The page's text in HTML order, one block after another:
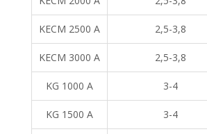
KECM 2500 A 2,5-3,8
KECM 3000 A 2,5-3,8
KG 1000 A 3-4
KG 1500 A 3-4